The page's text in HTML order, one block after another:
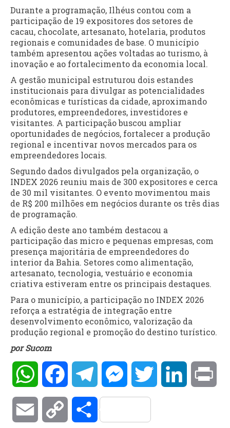
Durante a programação, Ilhéus contou com a
participação de 19 expositores dos setores de
cacau, chocolate, artesanato, hotelaria, produtos
regionais e comunidades de base. O município
também apresentou ações voltadas ao turismo, à
inovação e ao fortalecimento da economia local.
A gestão municipal estruturou dois estandes
institucionais para divulgar as potencialidades
econômicas e turísticas da cidade, aproximando
produtores, empreendedores, investidores e
visitantes. A participação buscou ampliar
oportunidades de negócios, fortalecer a produção
regional e incentivar novos mercados para os
empreendedores locais.
Segundo dados divulgados pela organização, o
INDEX 2026 reuniu mais de 300 expositores e cerca
de 30 mil visitantes. O evento movimentou mais
de R$ 200 milhões em negócios durante os três dias
de programação.
A edição deste ano também destacou a
participação das micro e pequenas empresas, com
presença majoritária de empreendedores do
interior da Bahia. Setores como alimentação,
artesanato, tecnologia, vestuário e economia
criativa estiveram entre os principais destaques.
Para o município, a participação no INDEX 2026
reforça a estratégia de integração entre
desenvolvimento econômico, valorização da
produção regional e promoção do destino turístico.
por Sucom
WhatsAppFacebookTelegramMessengerTwitter LinkedIn
Email Copy Compartilhar